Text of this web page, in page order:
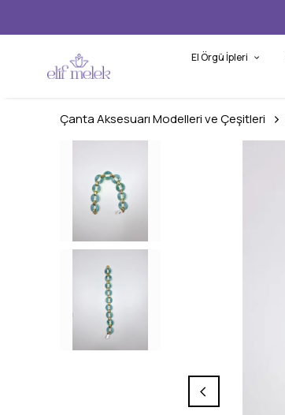
El Örgü İpleri
Çanta Aksesuarı Modelleri ve Çeşitleri